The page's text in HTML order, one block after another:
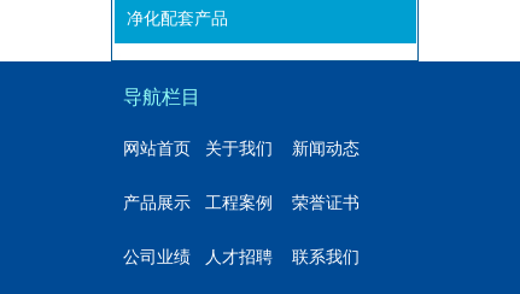
净化配套产品
导航栏目
网站首页 关于我们 新闻动态
产品展示 工程案例 荣誉证书
公司业绩 人才招聘 联系我们